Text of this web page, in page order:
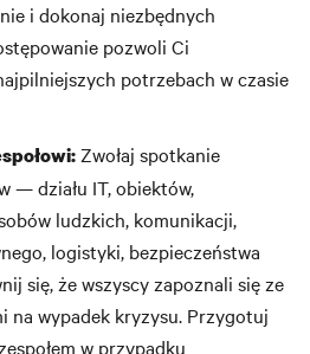
i dokonaj niezbędnych
pozwoli Ci
potrzebach w czasie
Zwołaj spotkanie
— działu IT, obiektów,
ludzkich, komunikacji,
logistyki, bezpieczeństwa
się, że wszyscy zapoznali się ze
na wypadek kryzysu. Przygotuj
w przypadku